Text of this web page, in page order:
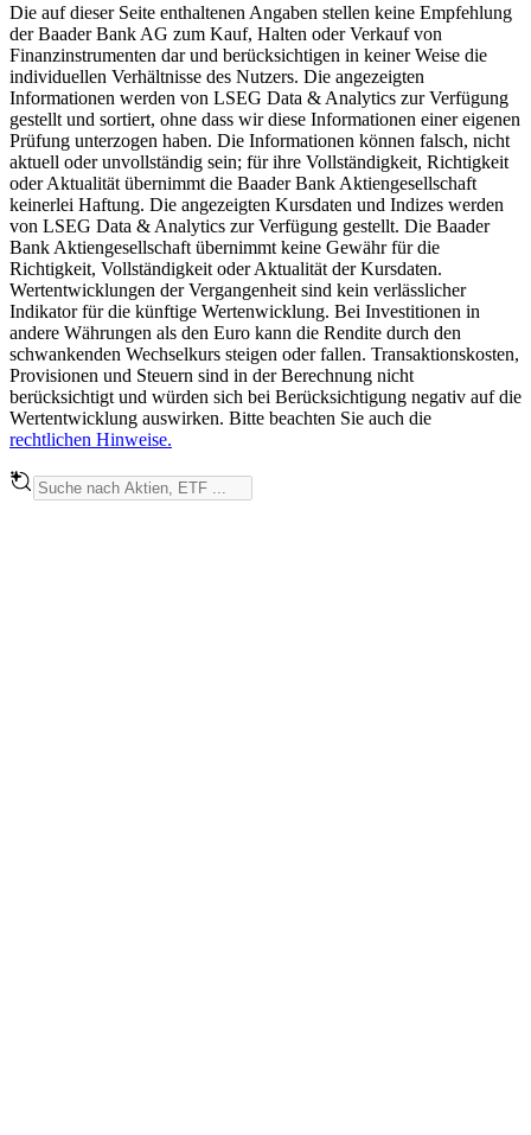
Die auf dieser Seite enthaltenen Angaben stellen keine Empfehlung
der Baader Bank AG zum Kauf, Halten oder Verkauf von
Finanzinstrumenten dar und berücksichtigen in keiner Weise die
individuellen Verhältnisse des Nutzers. Die angezeigten
Informationen werden von LSEG Data & Analytics zur Verfügung
gestellt und sortiert, ohne dass wir diese Informationen einer eigenen
Prüfung unterzogen haben. Die Informationen können falsch, nicht
aktuell oder unvollständig sein; für ihre Vollständigkeit, Richtigkeit
oder Aktualität übernimmt die Baader Bank Aktiengesellschaft
keinerlei Haftung. Die angezeigten Kursdaten und Indizes werden
von LSEG Data & Analytics zur Verfügung gestellt. Die Baader
Bank Aktiengesellschaft übernimmt keine Gewähr für die
Richtigkeit, Vollständigkeit oder Aktualität der Kursdaten.
Wertentwicklungen der Vergangenheit sind kein verlässlicher
Indikator für die künftige Wertenwicklung. Bei Investitionen in
andere Währungen als den Euro kann die Rendite durch den
schwankenden Wechselkurs steigen oder fallen. Transaktionskosten,
Provisionen und Steuern sind in der Berechnung nicht
berücksichtigt und würden sich bei Berücksichtigung negativ auf die
Wertentwicklung auswirken. Bitte beachten Sie auch die
rechtlichen Hinweise.